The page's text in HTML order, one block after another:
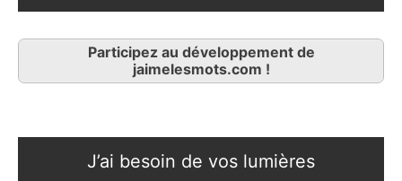
Participez au développement de
jaimelesmots.com !
J’ai besoin de vos lumières